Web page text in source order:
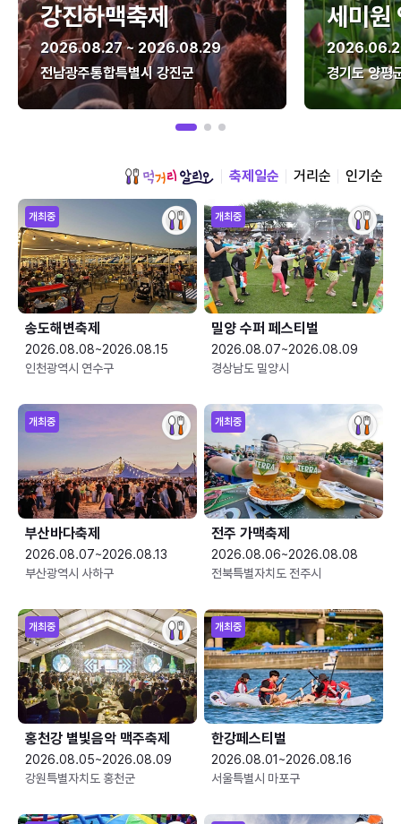
강진하맥축제
2026.08.27 ~ 2026.08.29
전남광주통합특별시 강진군
세미원
경기도 양평
축제일순 거리순 인기순
개최중
송도해변축제
2026.08.08~2026.08.15
인천광역시 연수구
개최중
밀양 수퍼 페스티벌
2026.08.07~2026.08.09
경상남도 밀양시
개최중
부산바다축제
2026.08.07~2026.08.13
부산광역시 사하구
개최중
전주 가맥축제
2026.08.06~2026.08.08
전북특별자치도 전주시
개최중
홍천강 별빛음악 맥주축제
2026.08.05~2026.08.09
강원특별자치도 홍천군
개최중
한강페스티벌
2026.08.01~2026.08.16
서울특별시 마포구